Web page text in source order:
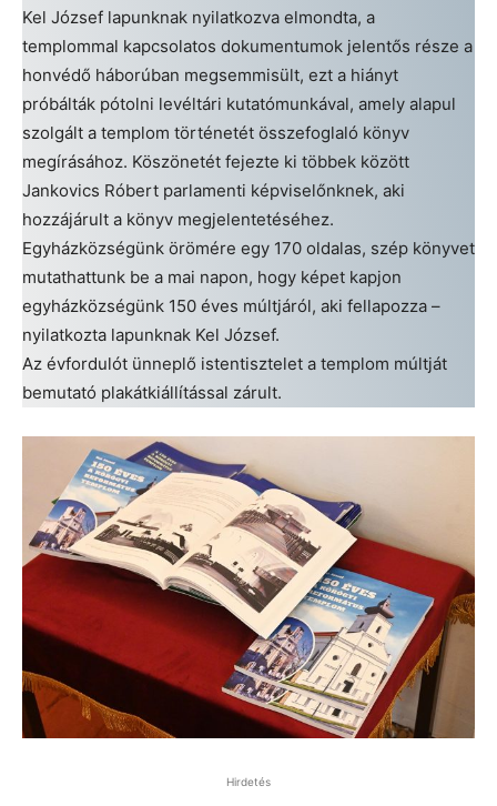
Kel József lapunknak nyilatkozva elmondta, a
templommal kapcsolatos dokumentumok jelentős része a
honvédő háborúban megsemmisült, ezt a hiányt
próbálták pótolni levéltári kutatómunkával, amely alapul
szolgált a templom történetét összefoglaló könyv
megírásához. Köszönetét fejezte ki többek között
Jankovics Róbert parlamenti képviselőnknek, aki
hozzájárult a könyv megjelentetéséhez.
Egyházközségünk örömére egy 170 oldalas, szép könyvet
mutathattunk be a mai napon, hogy képet kapjon
egyházközségünk 150 éves múltjáról, aki fellapozza –
nyilatkozta lapunknak Kel József.
Az évfordulót ünneplő istentisztelet a templom múltját
bemutató plakátkiállítással zárult.
Hirdetés